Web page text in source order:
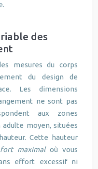
des
mesures du corps
du design de
Les dimensions
ne sont pas
aux zones
moyen, situées
Cette hauteur
maximaloù vous
effort excessif ni